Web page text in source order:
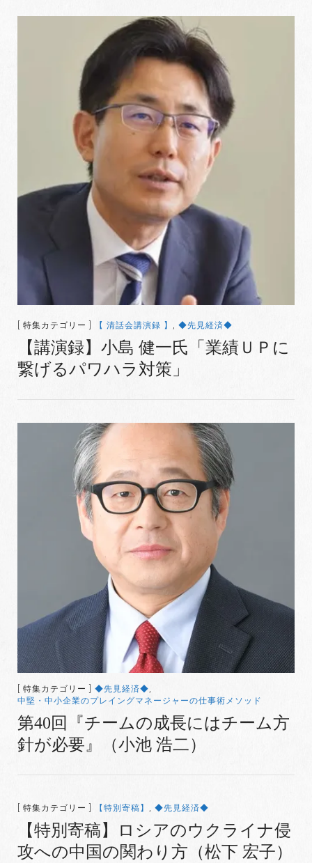
[ 特集カテゴリー ] 【 清話会講演録 】 , ◆先見経済◆
【講演録】小島 健一氏「業績ＵＰに
繋げるパワハラ対策」
[ 特集カテゴリー ] ◆先見経済◆,
中堅・中小企業のプレイングマネージャーの仕事術メソッド
第40回『チームの成長にはチーム方
針が必要』（小池 浩二）
[ 特集カテゴリー ] 【特別寄稿】 , ◆先見経済◆
【特別寄稿】ロシアのウクライナ侵
攻への中国の関わり方（松下 宏子）